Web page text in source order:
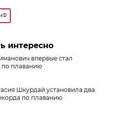
интересно
впервые стал
плаванию
Шкурдай установила два
по плаванию